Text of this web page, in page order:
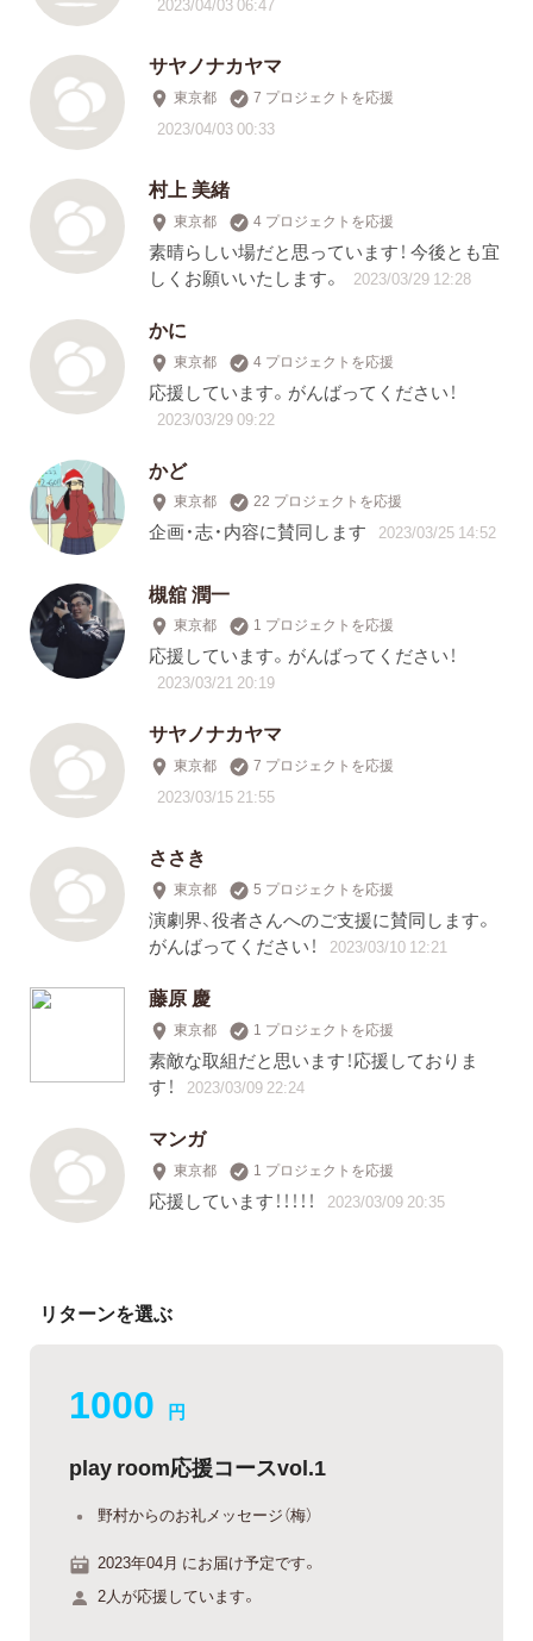
サヤノナカヤマ
東京都 7 プロジェクトを応援
2023/04/03 00:33
村上 美緒
東京都 4 プロジェクトを応援
素晴らしい場だと思っています！ 今後とも宜
しくお願いいたします。
2023/03/29 12:28
かに
東京都 4 プロジェクトを応援
応援しています。がんばってください！
2023/03/29 09:22
かど
東京都 22 プロジェクトを応援
企画・志・内容に賛同します 2023/03/25 14:52
槻舘 潤一
東京都 1 プロジェクトを応援
応援しています。がんばってください！
2023/03/21 20:19
サヤノナカヤマ
東京都 7 プロジェクトを応援
2023/03/15 21:55
ささき
東京都 5 プロジェクトを応援
演劇界、役者さんへのご支援に賛同します。
がんばってください！
2023/03/10 12:21
藤原 慶
東京都 1 プロジェクトを応援
素敵な取組だと思います！応援しておりま
す！
2023/03/09 22:24
マンガ
東京都 1 プロジェクトを応援
応援しています！！！！！ 2023/03/09 20:35
リターンを選ぶ
1000 円
play room応援コースvol.1
野村からのお礼メッセージ（梅）
2023年04月 にお届け予定です。
2人が応援しています。